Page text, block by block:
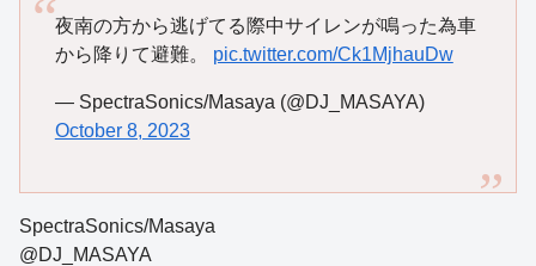
夜南の方から逃げてる際中サイレンが鳴った為車
から降りて避難。 pic.twitter.com/Ck1MjhauDw
— SpectraSonics/Masaya (@DJ_MASAYA)
October 8, 2023
SpectraSonics/Masaya
@DJ_MASAYA